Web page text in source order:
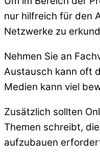
nur hilfreich für den
Netzwerke zu
Nehmen Sie an
Austausch kann oft
Medien kann viel
Zusätzlich sollten
Themen schreibt,
aufzubauen